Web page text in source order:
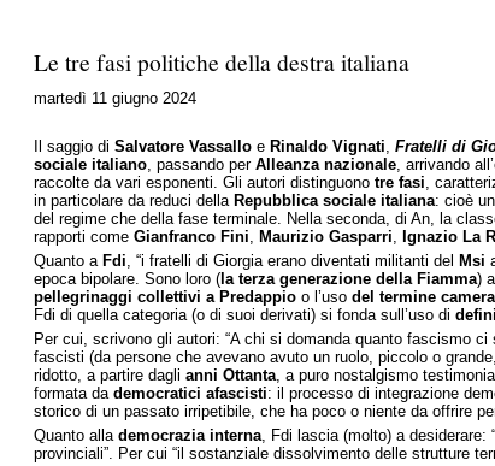
Le tre fasi politiche della destra italiana
martedì 11 giugno 2024
Il saggio di Salvatore Vassallo e Rinaldo Vignati, Fratelli di
sociale italiano, passando per Alleanza nazionale, arrivando
raccolte da vari esponenti. Gli autori distinguono tre fasi,
in particolare da reduci della Repubblica sociale italiana: cioè
del regime che della fase terminale. Nella seconda, di An, la
rapporti come Gianfranco Fini, Maurizio Gasparri, Ignazio La
Quanto a Fdi, “i fratelli di Giorgia erano diventati militanti del Msi
epoca bipolare. Sono loro ( la terza generazione della Fiamma)
pellegrinaggi collettivi a Predappio o l’uso del termine
Fdi di quella categoria (o di suoi derivati) si fonda sull’uso di
Per cui, scrivono gli autori: “A chi si domanda quanto fascismo
fascisti (da persone che avevano avuto un ruolo, piccolo o
ridotto, a partire dagli anni Ottanta, a puro nostalgismo
formata da democratici afascisti: il processo di integrazione
storico di un passato irripetibile, che ha poco o niente da offrire
Quanto alla democrazia interna, Fdi lascia (molto) a desiderare:
provinciali”. Per cui “il sostanziale dissolvimento delle strutture